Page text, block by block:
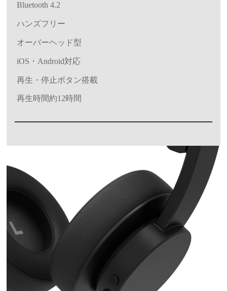
Bluetooth 4.2
ハンズフリー
オーバーヘッド型
iOS・Android対応
再生・停止ボタン搭載
再生時間約12時間